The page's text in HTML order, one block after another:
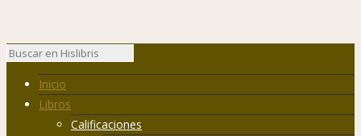
Inicio
Libros
Calificaciones